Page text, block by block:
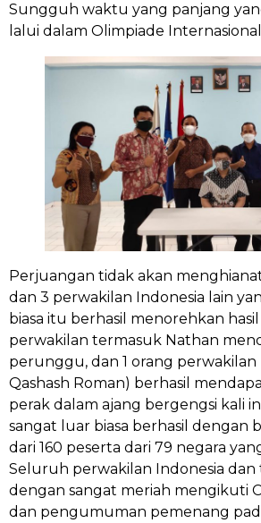
Sungguh waktu yang panjang
lalui dalam Olimpiade
Perjuangan tidak akan
dan 3 perwakilan Indonesia lain
biasa itu berhasil menorehkan
perwakilan termasuk Nathan
perunggu, dan 1 orang perwakilan
Qashash Roman) berhasil
perak dalam ajang bergengsi kali
sangat luar biasa berhasil dengan
dari 160 peserta dari 79 negara
Seluruh perwakilan Indonesia
dengan sangat meriah mengikuti
dan pengumuman pemenang